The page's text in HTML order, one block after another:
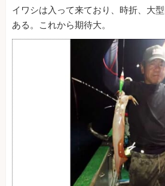
イワシは入って来ており、時折、大
ある。これから期待大。